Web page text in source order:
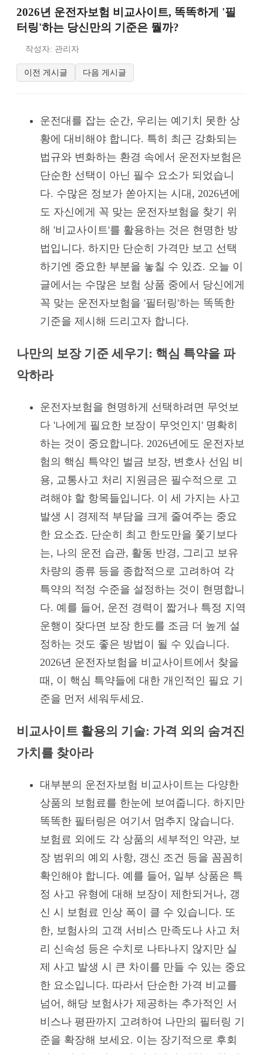
2026년 운전자보험 비교사이트, 똑똑하게 '필
터링'하는 당신만의 기준은 뭘까?
작성자: 관리자
이전 게시글 다음 게시글
운전대를 잡는 순간, 우리는 예기치 못한 상
황에 대비해야 합니다. 특히 최근 강화되는
법규와 변화하는 환경 속에서 운전자보험은
단순한 선택이 아닌 필수 요소가 되었습니
다. 수많은 정보가 쏟아지는 시대, 2026년에
도 자신에게 꼭 맞는 운전자보험을 찾기 위
해 '비교사이트'를 활용하는 것은 현명한 방
법입니다. 하지만 단순히 가격만 보고 선택
하기엔 중요한 부분을 놓칠 수 있죠. 오늘 이
글에서는 수많은 보험 상품 중에서 당신에게
꼭 맞는 운전자보험을 '필터링'하는 똑똑한
기준을 제시해 드리고자 합니다.
나만의 보장 기준 세우기: 핵심 특약을 파
악하라
운전자보험을 현명하게 선택하려면 무엇보
다 '나에게 필요한 보장이 무엇인지' 명확히
하는 것이 중요합니다. 2026년에도 운전자보
험의 핵심 특약인 벌금 보장, 변호사 선임 비
용, 교통사고 처리 지원금은 필수적으로 고
려해야 할 항목들입니다. 이 세 가지는 사고
발생 시 경제적 부담을 크게 줄여주는 중요
한 요소죠. 단순히 최고 한도만을 쫓기보다
는, 나의 운전 습관, 활동 반경, 그리고 보유
차량의 종류 등을 종합적으로 고려하여 각
특약의 적정 수준을 설정하는 것이 현명합니
다. 예를 들어, 운전 경력이 짧거나 특정 지역
운행이 잦다면 보장 한도를 조금 더 높게 설
정하는 것도 좋은 방법이 될 수 있습니다.
2026년 운전자보험을 비교사이트에서 찾을
때, 이 핵심 특약들에 대한 개인적인 필요 기
준을 먼저 세워두세요.
비교사이트 활용의 기술: 가격 외의 숨겨진
가치를 찾아라
대부분의 운전자보험 비교사이트는 다양한
상품의 보험료를 한눈에 보여줍니다. 하지만
똑똑한 필터링은 여기서 멈추지 않습니다.
보험료 외에도 각 상품의 세부적인 약관, 보
장 범위의 예외 사항, 갱신 조건 등을 꼼꼼히
확인해야 합니다. 예를 들어, 일부 상품은 특
정 사고 유형에 대해 보장이 제한되거나, 갱
신 시 보험료 인상 폭이 클 수 있습니다. 또
한, 보험사의 고객 서비스 만족도나 사고 처
리 신속성 등은 수치로 나타나지 않지만 실
제 사고 발생 시 큰 차이를 만들 수 있는 중요
한 요소입니다. 따라서 단순한 가격 비교를
넘어, 해당 보험사가 제공하는 추가적인 서
비스나 평판까지 고려하여 나만의 필터링 기
준을 확장해 보세요. 이는 장기적으로 후회